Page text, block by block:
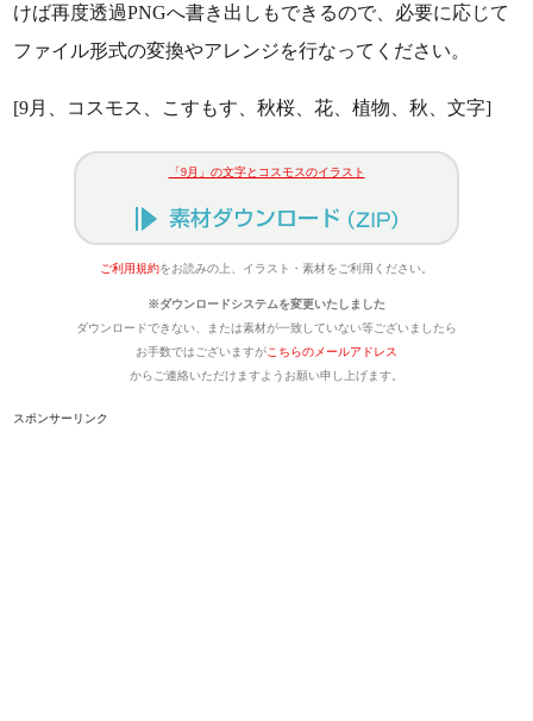
けば再度透過PNGへ書き出しもできるので、必要に応じて
ファイル形式の変換やアレンジを行なってください。
[9月、コスモス、こすもす、秋桜、花、植物、秋、文字]
「9月」の文字とコスモスのイラスト
ご利用規約をお読みの上、イラスト・素材をご利用ください。
※ダウンロードシステムを変更いたしました
ダウンロードできない、または素材が一致していない等ございましたら
お手数ではございますがこちらのメールアドレス
からご連絡いただけますようお願い申し上げます。
スポンサーリンク